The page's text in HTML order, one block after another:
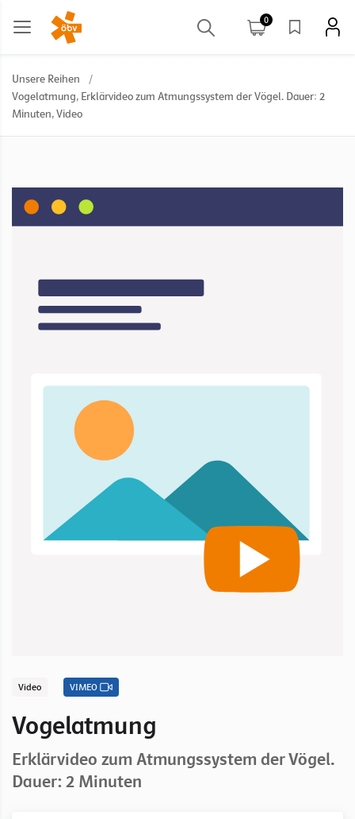
0
Unsere Reihen
/
Vogelatmung, Erklärvideo zum Atmungssystem der Vögel. Dauer: 2
Minuten, Video
Video VIMEO
Vogelatmung
Erklärvideo zum Atmungssystem der Vögel.
Dauer: 2 Minuten